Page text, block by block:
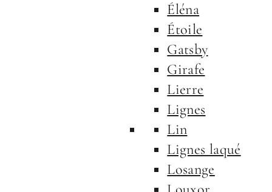
Éléna
Étoile
Gatsby
Girafe
Lierre
Lignes
Lin
Lignes laqué
Losange